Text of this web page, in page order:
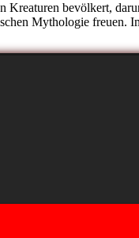
Kreaturen bevölkert,
Mythologie freuen.